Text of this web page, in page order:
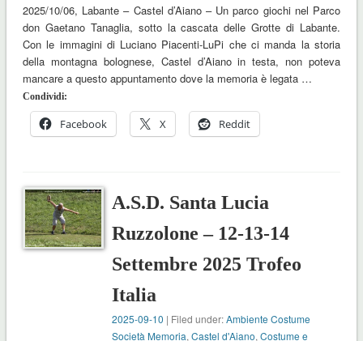
2025/10/06, Labante – Castel d’Aiano – Un parco giochi nel Parco
don Gaetano Tanaglia, sotto la cascata delle Grotte di Labante.
Con le immagini di Luciano Piacenti-LuPi che ci manda la storia
della montagna bolognese, Castel d’Aiano in testa, non poteva
mancare a questo appuntamento dove la memoria è legata …
Condividi:
Facebook X Reddit
A.S.D. Santa Lucia
Ruzzolone – 12-13-14
Settembre 2025 Trofeo
Italia
2025-09-10 | Filed under:Ambiente Costume
Società Memoria,Castel d'Aiano,Costume e